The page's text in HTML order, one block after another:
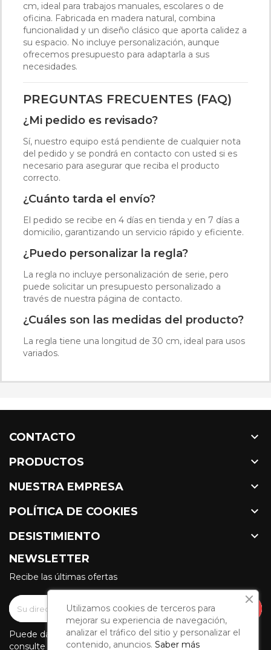
cm, ideal para trabajos manuales, escolares o de
oficina. Fabricada en madera natural, combina
funcionalidad y un diseño clásico que aporta calidez a
su espacio. No incluye personalización, aunque
ofrecemos presupuesto para adaptarla a sus
necesidades.
PREGUNTAS FRECUENTES (FAQ)
¿Mi pedido es revisado?
Sí, nuestro equipo está pendiente de cualquier nota
del pedido y se pondrá en contacto con usted si es
necesario para asegurar que reciba el producto
correcto.
¿Cuánto tarda el envío?
El pedido se recibe en 4 días en tienda y en 7 días a
domicilio, garantizando un servicio rápido y eficiente.
¿Puedo personalizar la regla?
La regla no incluye personalización de serie, pero
puede solicitar un presupuesto personalizado a
través de nuestra página de contacto.
¿Cuáles son las medidas del producto?
La regla tiene una longitud de 30 cm, ideal para usos
variados.
CONTACTO 
PRODUCTOS 
NUESTRA EMPRESA 
POLÍTICA DE COOKIES 
DESISTIMIENTO 
NEWSLETTER
Recibe las últimas ofertas
Puede darse de baja en cualquier momento. Para ello,
consulte nuestra información de contacto en el aviso legal.
Utilizamos cookies de terceros para
mejorar su experiencia de navegación,
analizar el tráfico del sitio y personalizar el
contenido, anuncios. Saber más